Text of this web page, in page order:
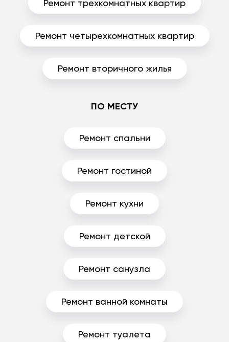
Ремонт трехкомнатных квартир
Ремонт четырехкомнатных квартир
Ремонт вторичного жилья
ПО МЕСТУ
Ремонт спальни
Ремонт гостиной
Ремонт кухни
Ремонт детской
Ремонт санузла
Ремонт ванной комнаты
Ремонт туалета